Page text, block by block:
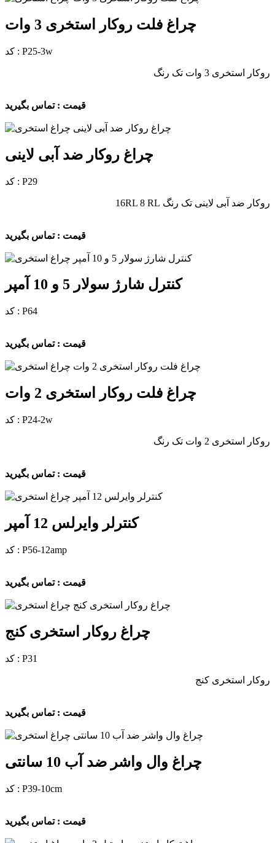
چراغ فلت روکار استخری 3 وات
کد : P25-3w
روکار استخری 3 وات تک رنگ
قیمت : تماس بگیرید
چراغ روکار ضد آبی لاینی
کد : P29
روکار ضد آبی لاینی تک رنگ 16RL 8 RL
قیمت : تماس بگیرید
کنترل شارژ سولار 5 و 10 آمپر
کد : P64
قیمت : تماس بگیرید
چراغ فلت روکار استخری 2 وات
کد : P24-2w
روکار استخری 2 وات تک رنگ
قیمت : تماس بگیرید
کنترلر وایرلس 12 آمپر
کد : P56-12amp
قیمت : تماس بگیرید
چراغ روکار استخری کنج
کد : P31
روکار استخری کنج
قیمت : تماس بگیرید
چراغ وال واشر ضد آب 10 سانتی
کد : P39-10cm
قیمت : تماس بگیرید